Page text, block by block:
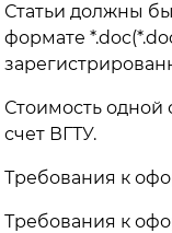
Статьи должны
формате
Стоимость одной
счет ВГТУ.
Требования к
Требования к